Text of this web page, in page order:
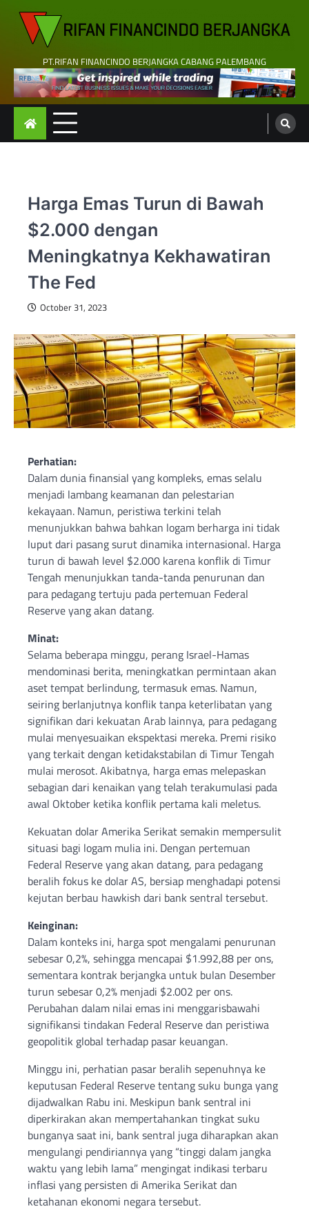
content
PT.RIFAN FINANCINDO BERJANGKA CABANG PALEMBANG
Harga Emas Turun di Bawah
$2.000 dengan
Meningkatnya Kekhawatiran
The Fed
October 31, 2023
Perhatian:
Dalam dunia finansial yang kompleks, emas selalu
menjadi lambang keamanan dan pelestarian
kekayaan. Namun, peristiwa terkini telah
menunjukkan bahwa bahkan logam berharga ini tidak
luput dari pasang surut dinamika internasional. Harga
turun di bawah level $2.000 karena konflik di Timur
Tengah menunjukkan tanda-tanda penurunan dan
para pedagang tertuju pada pertemuan Federal
Reserve yang akan datang.
Minat:
Selama beberapa minggu, perang Israel-Hamas
mendominasi berita, meningkatkan permintaan akan
aset tempat berlindung, termasuk emas. Namun,
seiring berlanjutnya konflik tanpa keterlibatan yang
signifikan dari kekuatan Arab lainnya, para pedagang
mulai menyesuaikan ekspektasi mereka. Premi risiko
yang terkait dengan ketidakstabilan di Timur Tengah
mulai merosot. Akibatnya, harga emas melepaskan
sebagian dari kenaikan yang telah terakumulasi pada
awal Oktober ketika konflik pertama kali meletus.
Kekuatan dolar Amerika Serikat semakin mempersulit
situasi bagi logam mulia ini. Dengan pertemuan
Federal Reserve yang akan datang, para pedagang
beralih fokus ke dolar AS, bersiap menghadapi potensi
kejutan berbau hawkish dari bank sentral tersebut.
Keinginan:
Dalam konteks ini, harga spot mengalami penurunan
sebesar 0,2%, sehingga mencapai $1.992,88 per ons,
sementara kontrak berjangka untuk bulan Desember
turun sebesar 0,2% menjadi $2.002 per ons.
Perubahan dalam nilai emas ini menggarisbawahi
signifikansi tindakan Federal Reserve dan peristiwa
geopolitik global terhadap pasar keuangan.
Minggu ini, perhatian pasar beralih sepenuhnya ke
keputusan Federal Reserve tentang suku bunga yang
dijadwalkan Rabu ini. Meskipun bank sentral ini
diperkirakan akan mempertahankan tingkat suku
bunganya saat ini, bank sentral juga diharapkan akan
mengulangi pendiriannya yang “tinggi dalam jangka
waktu yang lebih lama” mengingat indikasi terbaru
inflasi yang persisten di Amerika Serikat dan
ketahanan ekonomi negara tersebut.